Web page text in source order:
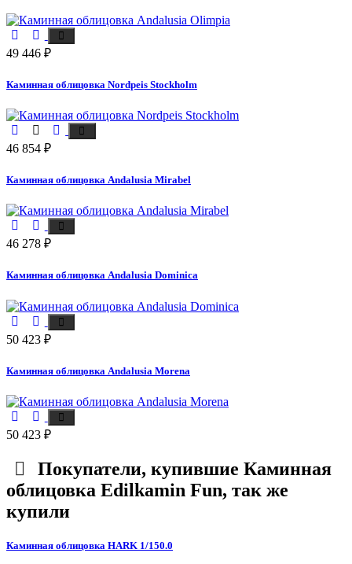
49 446 ₽
Каминная облицовка Nordpeis Stockholm
46 854 ₽
Каминная облицовка Andalusia Mirabel
46 278 ₽
Каминная облицовка Andalusia Dominica
50 423 ₽
Каминная облицовка Andalusia Morena
50 423 ₽
Покупатели, купившие Каминная
облицовка Edilkamin Fun, так же
купили
Каминная облицовка HARK 1/150.0